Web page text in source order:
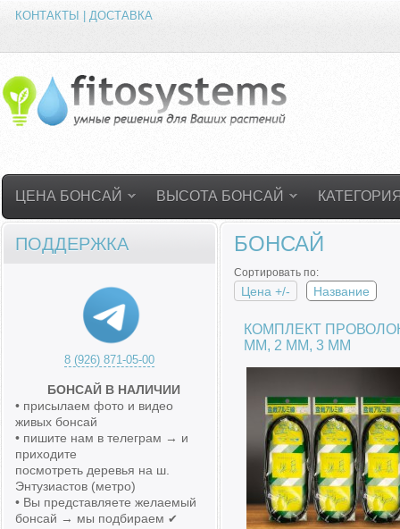
КОНТАКТЫ | ДОСТАВКА
ЦЕНА БОНСАЙ ВЫСОТА БОНСАЙ
БОНСАЙ
Сортировать по:
Цена +/- Название
КОМПЛЕКТ
ММ, 2 ММ, 3 ММ
ПОДДЕРЖКА
8 (926) 871-05-00
БОНСАЙ В НАЛИЧИИ
• присылаем фото и видео
живых бонсай
• пишите нам в телеграм → и
приходите
посмотреть деревья на ш.
Энтузиастов (метро)
• Вы представляете желаемый
бонсай → мы подбираем ✔